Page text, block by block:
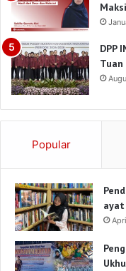
DPP
Tuan
Popular